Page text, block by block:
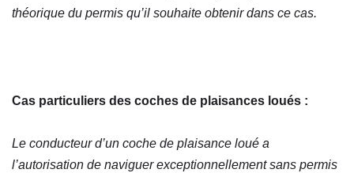
théorique du permis qu’il souhaite obtenir dans ce cas.
Cas particuliers des coches de plaisances loués :
Le conducteur d’un coche de plaisance loué a
l’autorisation de naviguer exceptionnellement sans permis